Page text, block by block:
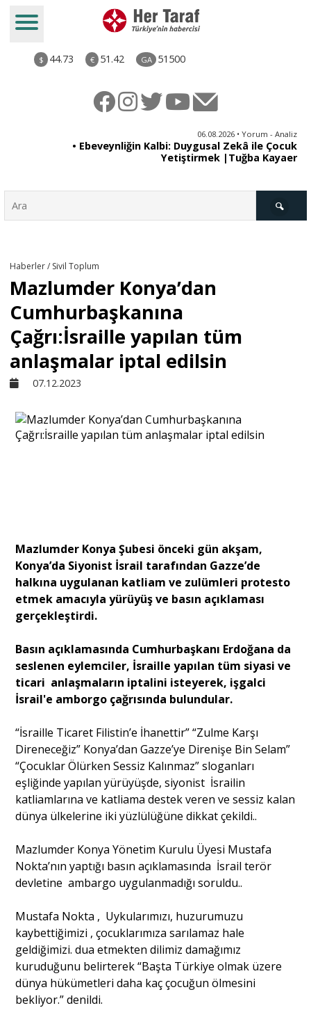
$ 44.73 € 51.42 GA 51500
06.08.2026 • Yorum - Analiz
• Ebeveynliğin Kalbi: Duygusal Zekâ ile Çocuk
Yetiştirmek |Tuğba Kayaer
Derkenar
Sivil Toplum
Ekonomi
Söyleşi
Portre
Yazarlar
Eğitim
Dosya Haber
Ankara Analiz
Sağlık
Haberler / Sivil Toplum
Mazlumder Konya’dan
Cumhurbaşkanına
Çağrı:İsraille yapılan tüm
anlaşmalar iptal edilsin
07.12.2023
Mazlumder Konya Şubesi önceki gün akşam,
Konya’da Siyonist İsrail tarafından Gazze’de
halkına uygulanan katliam ve zulümleri protesto
etmek amacıyla yürüyüş ve basın açıklaması
gerçekleştirdi.
Basın açıklamasında Cumhurbaşkanı Erdoğana da
seslenen eylemciler, İsraille yapılan tüm siyasi ve
ticari anlaşmaların iptalini isteyerek, işgalci
İsrail'e amborgo çağrısında bulundular.
“İsraille Ticaret Filistin’e İhanettir” “Zulme Karşı
Direneceğiz” Konya’dan Gazze’ye Direnişe Bin Selam”
“Çocuklar Ölürken Sessiz Kalınmaz” sloganları
eşliğinde yapılan yürüyüşde, siyonist İsrailin
katliamlarına ve katliama destek veren ve sessiz kalan
dünya ülkelerine iki yüzlülüğüne dikkat çekildi..
Mazlumder Konya Yönetim Kurulu Üyesi Mustafa
Nokta’nın yaptığı basın açıklamasında İsrail terör
devletine ambargo uygulanmadığı soruldu..
Mustafa Nokta , Uykularımızı, huzurumuzu
kaybettiğimizi , çocuklarımıza sarılamaz hale
geldiğimizi. dua etmekten dilimiz damağımız
kuruduğunu belirterek “Başta Türkiye olmak üzere
dünya hükümetleri daha kaç çocuğun ölmesini
bekliyor.” denildi.